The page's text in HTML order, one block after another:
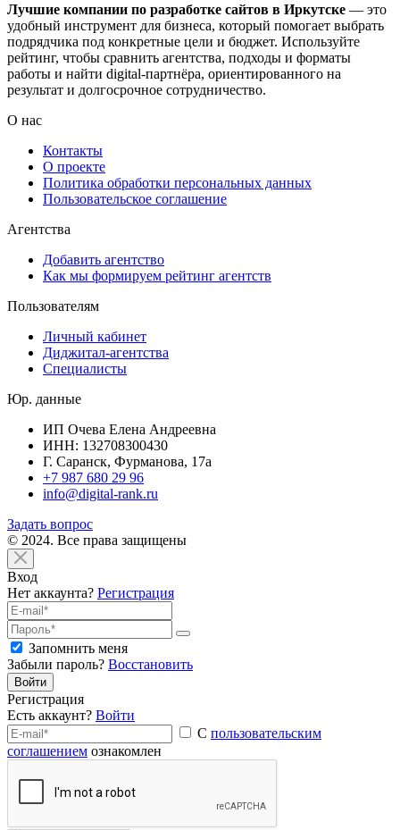
Лучшие компании по разработке сайтов в Иркутске — это
удобный инструмент для бизнеса, который помогает выбрать
подрядчика под конкретные цели и бюджет. Используйте
рейтинг, чтобы сравнить агентства, подходы и форматы
работы и найти digital-партнёра, ориентированного на
результат и долгосрочное сотрудничество.
О нас
Контакты
О проекте
Политика обработки персональных данных
Пользовательское соглашение
Агентства
Добавить агентство
Как мы формируем рейтинг агентств
Пользователям
Личный кабинет
Диджитал-агентства
Специалисты
Юр. данные
ИП Очева Елена Андреевна
ИНН: 132708300430
Г. Саранск, Фурманова, 17а
+7 987 680 29 96
info@digital-rank.ru
Задать вопрос
© 2024. Все права защищены
Вход
Нет аккаунта? Регистрация
Запомнить меня
Забыли пароль? Восстановить
Войти
Регистрация
Есть аккаунт? Войти
С пользовательским
соглашением ознакомлен